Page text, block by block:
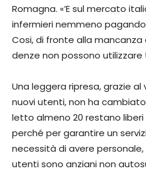
Romagna. «’E sul mercato
infermieri nemmeno
Cosi, di fronte alla
denze non possono
Una leggera ripresa, grazie al
nuovi utenti, non ha cambiato
letto almeno 20 restano liberi
perché per garantire un
ne­cessità di avere personale,
utenti sono anziani non